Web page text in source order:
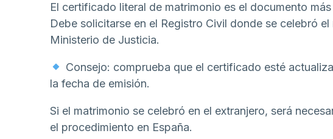
El certificado literal de matrimonio es el documento
Debe solicitarse en el Registro Civil donde se celebró
Ministerio de Justicia.
Consejo: comprueba que el certificado esté
la fecha de emisión.
Si el matrimonio se celebró en el extranjero, será
el procedimiento en España.